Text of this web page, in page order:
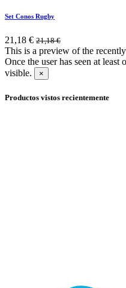
Set Conos Rugby
21,18 € 21,18€
This is a preview of the
Once the user has seen at
visible.
×
Productos vistos recientemente